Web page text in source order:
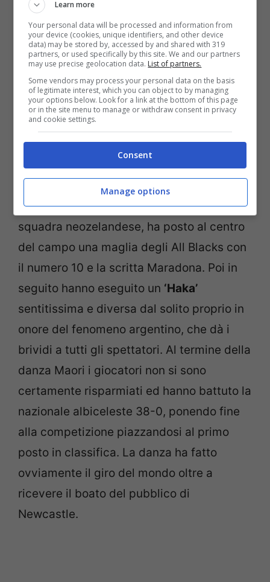
(Getty Images)
Termina il ‘The Rugby Championship’, la
competizione a quattro squadre per le
nazionali a cui hanno partecipato la Nuova
Zelanda, l’Argentina, Australia e Sud Africa.
A vincere la competizione sono stati gli
Blacks,che prima dell’inizio della partita
contro l’Argentina hanno deciso di
Diego Armando Maradona.
Infatti primaSam Cane,capitano della
squadra neozelandese, ha posto al centro
del campo una maglia degli All Blacks con
il numero 10 e la scritta Maradona. Poi in
seguito hanno eseguito un ‘Haka’
sentitissima e diversa dal solito proprio in
onore del fenomeno argentino, che dà i
brividi a tutti gli spettatori. Al termine della
danza Maori i giocatori non si sono
certamente risparmiati ed hanno battuto la
nazionale albiceleste 38-0, ponendo fine
alla competizione piazzandosi al primo
posto in classifica. La danza ha fatto
ovviamente il giro del mondo oltre a
ricevere il boato del pubblico di
Newcastle.
Learn more
Your personal data will be processed and information from
your device (cookies, unique identifiers, and other device
data) may be stored by, accessed by and shared with 319
partners, or used specifically by this site. We and our partners
may use precise geolocation data. List of partners.
Some vendors may process your personal data on the basis
of legitimate interest, which you can object to by managing
your options below. Look for a link at the bottom of this page
or in the site menu to manage or withdraw consent in privacy
and cookie settings.
Consent
Manage options